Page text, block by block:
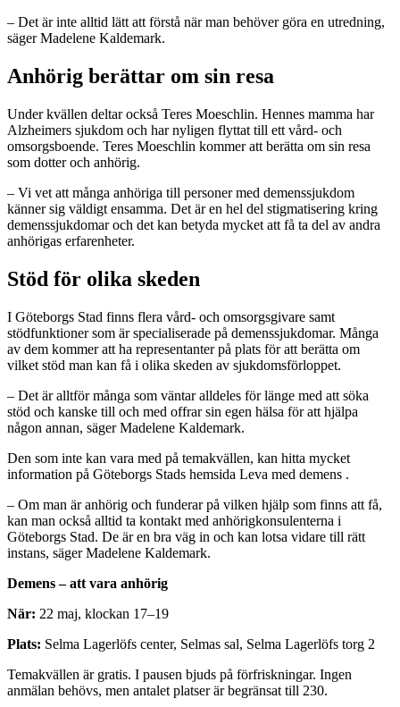
– Det är inte alltid lätt att förstå när man behöver göra en utredning,
säger Madelene Kaldemark.
Anhörig berättar om sin resa
Under kvällen deltar också Teres Moeschlin. Hennes mamma har
Alzheimers sjukdom och har nyligen flyttat till ett vård- och
omsorgsboende. Teres Moeschlin kommer att berätta om sin resa
som dotter och anhörig.
– Vi vet att många anhöriga till personer med demenssjukdom
känner sig väldigt ensamma. Det är en hel del stigmatisering kring
demenssjukdomar och det kan betyda mycket att få ta del av andra
anhörigas erfarenheter.
Stöd för olika skeden
I Göteborgs Stad finns flera vård- och omsorgsgivare samt
stödfunktioner som är specialiserade på demenssjukdomar. Många
av dem kommer att ha representanter på plats för att berätta om
vilket stöd man kan få i olika skeden av sjukdomsförloppet.
– Det är alltför många som väntar alldeles för länge med att söka
stöd och kanske till och med offrar sin egen hälsa för att hjälpa
någon annan, säger Madelene Kaldemark.
Den som inte kan vara med på temakvällen, kan hitta mycket
information på Göteborgs Stads hemsida Leva med demens .
– Om man är anhörig och funderar på vilken hjälp som finns att få,
kan man också alltid ta kontakt med anhörigkonsulenterna i
Göteborgs Stad. De är en bra väg in och kan lotsa vidare till rätt
instans, säger Madelene Kaldemark.
Demens – att vara anhörig
När: 22 maj, klockan 17–19
Plats: Selma Lagerlöfs center, Selmas sal, Selma Lagerlöfs torg 2
Temakvällen är gratis. I pausen bjuds på förfriskningar. Ingen
anmälan behövs, men antalet platser är begränsat till 230.